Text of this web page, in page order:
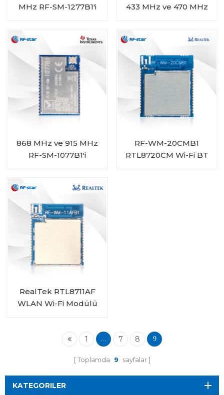
MHz RF-SM-1277B1'i
433 MHz ve 470 MHz
868 MHz ve 915 MHz
RF-SM-1077B1'i
RF-WM-20CMB1
RTL8720CM Wi-Fi BT
RealTek RTL8711AF
WLAN Wi-Fi Modülü
1 ... 7 8 9
Toplamda 9 sayfalar
KATEGORILER